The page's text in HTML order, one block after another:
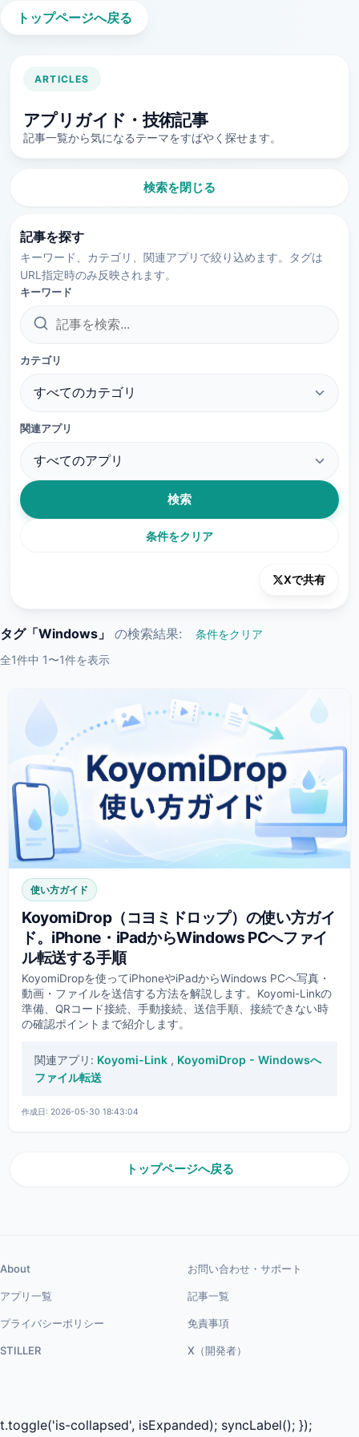
トップページへ戻る
ARTICLES
アプリガイド・技術記事
記事一覧から気になるテーマをすばやく探せます。
検索を閉じる
記事を探す
キーワード、カテゴリ、関連アプリで絞り込めます。タグは
URL指定時のみ反映されます。
キーワード
カテゴリ
関連アプリ
検索
条件をクリア
Xで共有
タグ「Windows」 の検索結果: 条件をクリア
全1件中 1〜1件を表示
使い方ガイド
KoyomiDrop（コヨミドロップ）の使い方ガイ
ド。iPhone・iPadからWindows PCへファイ
ル転送する手順
KoyomiDropを使ってiPhoneやiPadからWindows PCへ写真・
動画・ファイルを送信する方法を解説します。Koyomi-Linkの
準備、QRコード接続、手動接続、送信手順、接続できない時
の確認ポイントまで紹介します。
関連アプリ: Koyomi-Link , KoyomiDrop - Windowsへ
ファイル転送
作成日: 2026-05-30 18:43:04
トップページへ戻る
About お問い合わせ・サポート
アプリ一覧 記事一覧
プライバシーポリシー 免責事項
STILLER X（開発者）
t.toggle('is-collapsed', isExpanded); syncLabel(); });